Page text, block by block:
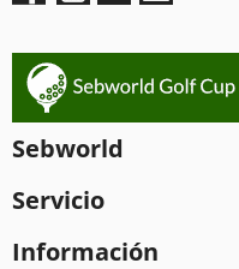
Sebworld
Servicio
Información